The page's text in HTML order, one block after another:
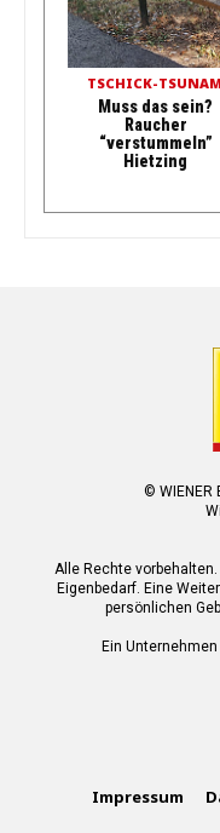
TSCHICK-
Muss das sein?
Raucher
“verstummeln”
Hietzing
© WIENER
Alle Rechte
Eigenbedarf. Eine
persönlichen
Ein
Impressum